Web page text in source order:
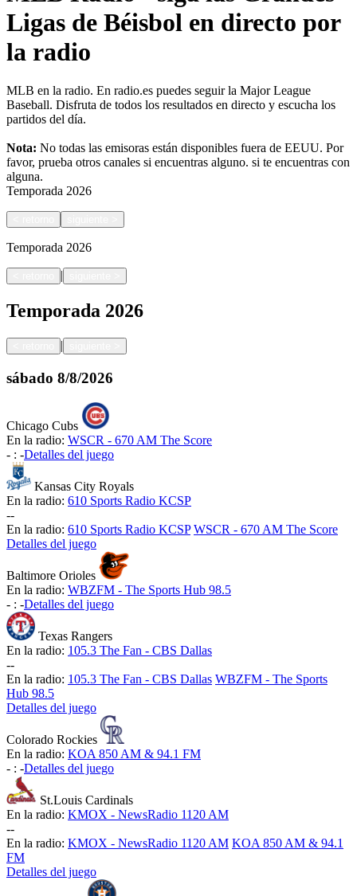
Ligas de Béisbol en directo por
la radio
MLB en la radio. En radio.es puedes seguir la Major League
Baseball. Disfruta de todos los resultados en directo y escucha los
partidos del día.
Nota: No todas las emisoras están disponibles fuera de EEUU. Por
favor, prueba otros canales si encuentras alguno. si te encuentras con
alguna.
Temporada 2026
Temporada 2026
|
Temporada 2026
|
sábado 8/8/2026
Chicago Cubs
En la radio: WSCR - 670 AM The Score
- : -Detalles del juego
Kansas City Royals
En la radio: 610 Sports Radio KCSP
--
En la radio: 610 Sports Radio KCSP WSCR - 670 AM The Score
Detalles del juego
Baltimore Orioles
En la radio: WBZFM - The Sports Hub 98.5
- : -Detalles del juego
Texas Rangers
En la radio: 105.3 The Fan - CBS Dallas
--
En la radio: 105.3 The Fan - CBS Dallas WBZFM - The Sports
Hub 98.5
Detalles del juego
Colorado Rockies
En la radio: KOA 850 AM & 94.1 FM
- : -Detalles del juego
St.Louis Cardinals
En la radio: KMOX - NewsRadio 1120 AM
--
En la radio: KMOX - NewsRadio 1120 AM KOA 850 AM & 94.1
FM
Detalles del juego